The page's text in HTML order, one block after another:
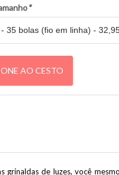
*
AO CESTO
grinaldas de luzes, você